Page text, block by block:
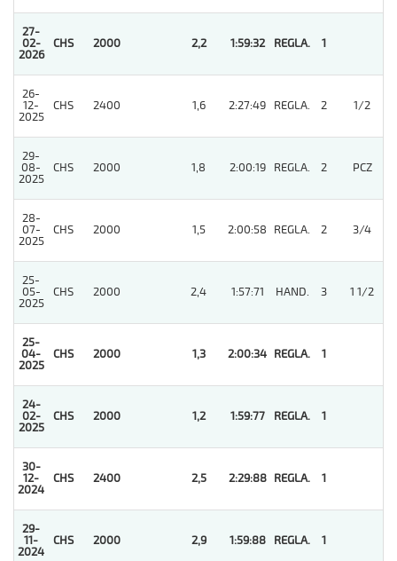
27-
02-
2026
CHS 2000 2,2 1:59:32 REGLA. 1
26-
12-
2025
CHS 2400 1,6 2:27:49 REGLA. 2 1/2
29-
08-
2025
CHS 2000 1,8 2:00:19 REGLA. 2 PCZ
28-
07-
2025
CHS 2000 1,5 2:00:58 REGLA. 2 3/4
25-
05-
2025
CHS 2000 2,4 1:57:71 HAND. 3 1 1/2
25-
04-
2025
CHS 2000 1,3 2:00:34 REGLA. 1
24-
02-
2025
CHS 2000 1,2 1:59:77 REGLA. 1
30-
12-
2024
CHS 2400 2,5 2:29:88 REGLA. 1
29-
11-
2024
CHS 2000 2,9 1:59:88 REGLA. 1